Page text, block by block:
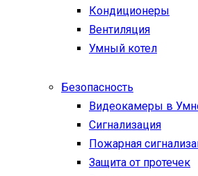
Кондиционеры
Вентиляция
Умный котел
Безопасность
Видеокамеры в
Сигнализация
Пожарная
Защита от протечек